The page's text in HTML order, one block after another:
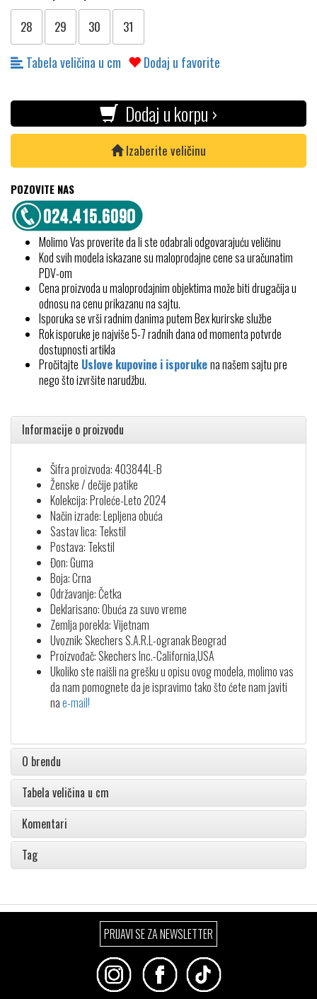
28 29 30 31
Tabela veličina u cm Dodaj u favorite
Dodaj u korpu ›
Izaberite veličinu
POZOVITE NAS
Molimo Vas proverite da li ste odabrali odgovarajuću veličinu
Kod svih modela iskazane su maloprodajne cene sa uračunatim
PDV-om
Cena proizvoda u maloprodajnim objektima može biti drugačija u
odnosu na cenu prikazanu na sajtu.
Isporuka se vrši radnim danima putem Bex kurirske službe
Rok isporuke je najviše 5-7 radnih dana od momenta potvrde
dostupnosti artikla
Pročitajte Uslove kupovine i isporukena našem sajtu pre
nego što izvršite narudžbu.
Informacije o proizvodu
Šifra proizvoda: 403844L-B
Ženske / dečije patike
Kolekcija: Proleće-Leto 2024
Način izrade: Lepljena obuća
Sastav lica: Tekstil
Postava: Tekstil
Đon: Guma
Boja: Crna
Održavanje: Četka
Deklarisano: Obuća za suvo vreme
Zemlja porekla: Vijetnam
Uvoznik: Skechers S.A.R.L-ogranak Beograd
Proizvođač: Skechers Inc.-California,USA
Ukoliko ste naišli na grešku u opisu ovog modela, molimo vas
da nam pomognete da je ispravimo tako što ćete nam javiti
nae-mail!
O brendu
Tabela veličina u cm
Komentari
Tag
PRIJAVI SE ZA NEWSLETTER